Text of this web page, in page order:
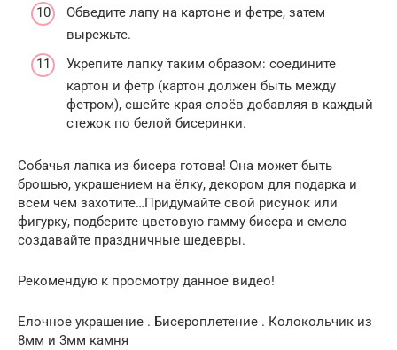
Обведите лапу на картоне и фетре, затем
вырежьте.
Укрепите лапку таким образом: соедините
картон и фетр (картон должен быть между
фетром), сшейте края слоёв добавляя в каждый
стежок по белой бисеринки.
Собачья лапка из бисера готова! Она может быть
брошью, украшением на ёлку, декором для подарка и
всем чем захотите…Придумайте свой рисунок или
фигурку, подберите цветовую гамму бисера и смело
создавайте праздничные шедевры.
Рекомендую к просмотру данное видео!
Елочное украшение . Бисероплетение . Колокольчик из
8мм и 3мм камня